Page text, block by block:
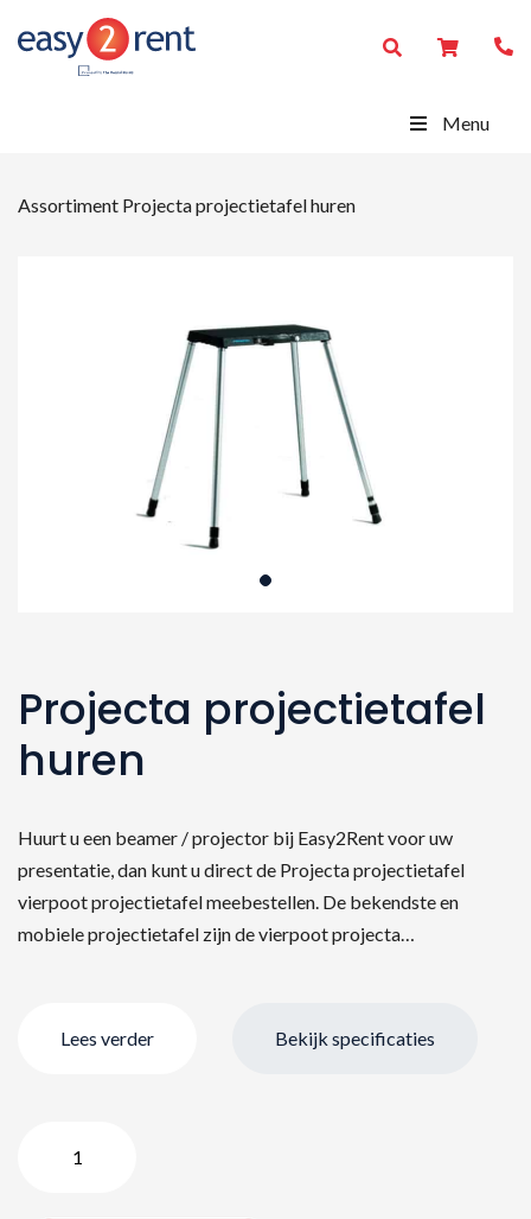
Menu
Assortiment Projecta projectietafel huren
Projecta projectietafel
huren
Huurt u een beamer / projector bij Easy2Rent voor uw
presentatie, dan kunt u direct de Projecta projectietafel
vierpoot projectietafel meebestellen. De bekendste en
mobiele projectietafel zijn de vierpoot projecta…
Lees verder Bekijk specificaties
projectietafel